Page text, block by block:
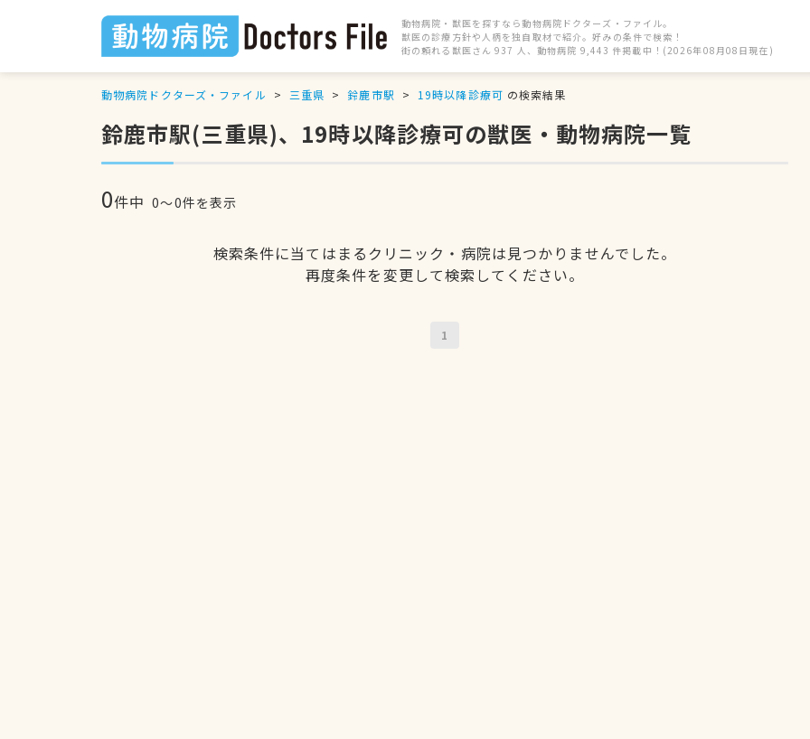
動物病院・獣医を探すなら動物病院ドクターズ・ファイル。
獣医の診療方針や人柄を独自取材で紹介。好みの条件で検索！
街の頼れる獣医さん 937 人、動物病院 9,443 件掲載中！(2026年08月08日現在)
動物病院ドクターズ・ファイル 三重県 鈴鹿市駅 19時以降診療可 の検索結果
鈴鹿市駅(三重県)、19時以降診療可の獣医・動物病院一覧
0件中 0〜0件を表示
検索条件に当てはまるクリニック・病院は見つかりませんでした。
再度条件を変更して検索してください。
1